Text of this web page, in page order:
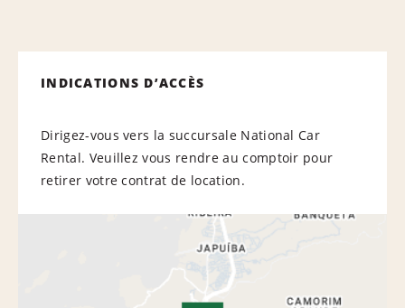
INDICATIONS D’ACCÈS
Dirigez-vous vers la succursale National Car
Rental. Veuillez vous rendre au comptoir pour
retirer votre contrat de location.